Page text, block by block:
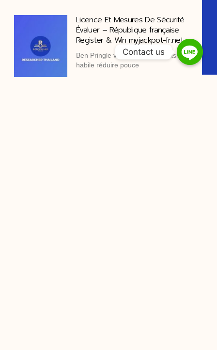
Licence Et Mesures De Sécurité
Évaluer – République française
Register & Win myjackpot-fr.net
Ben Pringle vivre un en ligne casino
habile réduire pouce
Contact us